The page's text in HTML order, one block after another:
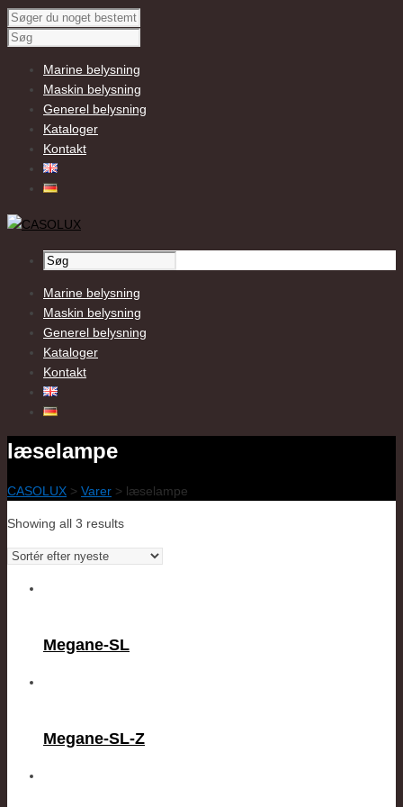
Marine belysning
Maskin belysning
Generel belysning
Kataloger
Kontakt
Marine belysning
Maskin belysning
Generel belysning
Kataloger
Kontakt
læselampe
CASOLUX > Varer > læselampe
Showing all 3 results
Megane-SL
Megane-SL-Z